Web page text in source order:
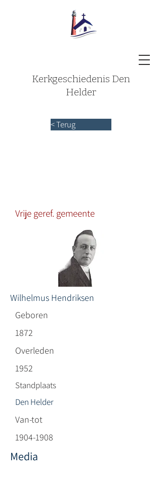
Kerkgeschiedenis Den
Helder
< Terug
Vrije geref. gemeente
Wilhelmus Hendriksen
Geboren
1872
Overleden
1952
Standplaats
Den Helder
Van-tot
1904-1908
Media